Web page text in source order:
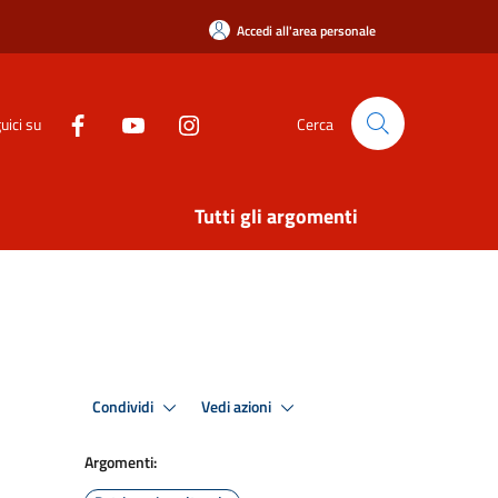
Accedi all'area personale
su Cerca
Tutti gli argomenti
Condividi Vedi azioni
Argomenti: